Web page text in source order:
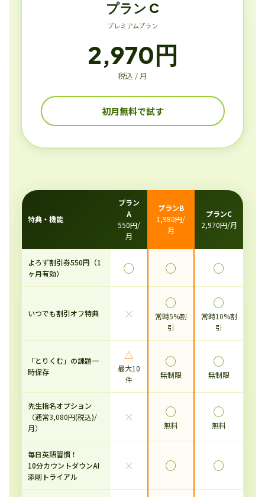
プラン C
プレミアムプラン
2,970円
税込 / 月
初月無料で試す
特典・機能
プラン
A
550円/
月
プランB
1,980円/
月
プランC
2,970円/月
よろず割引券550円（1
ヶ月有効）
◯ ◯ ◯
いつでも割引オフ特典 ×
◯
常時5%割
引
◯
常時10%割
引
「とりくむ」の課題一
時保存
△
最大10
件
◯
無制限
◯
無制限
先生指名オプション
（通常3,080円(税込)/
月）
× ◯
無料
◯
無料
毎日英語習慣！
10分カウントダウンAI
添削トライアル
× ◯ ◯